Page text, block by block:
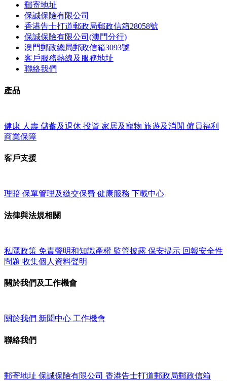
郵寄地址
保誠保險有限公司
香港告士打道郵政局郵政信箱28058號
保誠保險有限公司(澳門分行)
澳門郵政總局郵政信箱3093號
客戶服務熱線及服務地址
聯絡我們
產品
健康 人壽 儲蓄及退休 投資 家居及寵物 旅遊及消閒 僱員福利
商業保障
客戶支援
理賠 保單管理及繳交保費 健康服務 下載中心
法律與法規相關
私隱政策 免責聲明和知識產權 監管披露 保安提示 回報安全性
問題 收集個人資料聲明
關於我們及工作機會
關於我們 新聞中心 工作機會
聯絡我們
郵寄地址 保誠保險有限公司 香港告士打道郵政局郵政信箱